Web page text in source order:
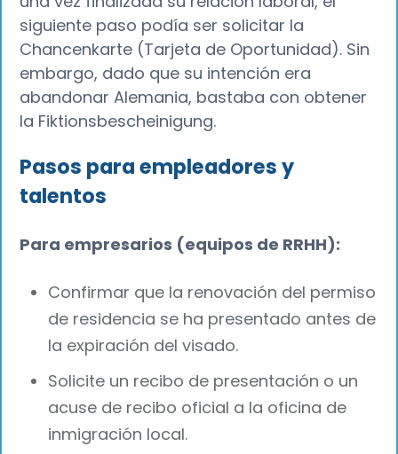
siguiente paso podía ser solicitar la
Chancenkarte (Tarjeta de Oportunidad). Sin
embargo, dado que su intención era
abandonar Alemania, bastaba con obtener
la Fiktionsbescheinigung.
Pasos para empleadores y
talentos
Para empresarios (equipos de RRHH):
Confirmar que la renovación del permiso
de residencia se ha presentado antes de
la expiración del visado.
Solicite un recibo de presentación o un
acuse de recibo oficial a la oficina de
inmigración local.